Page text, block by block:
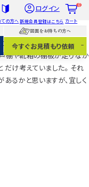
無垢材
の方へ
ログイン
新規会員登録はこちら カート
0
図面をお持ちの方へ
今すぐお見積もり依頼
丁寧で、 また配送にもお気
戸棚や靴箱の棚板が足りなか
だけ考えていました。 それ
るかと思いますが、宜しく